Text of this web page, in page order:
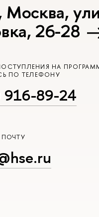
26-28
НА
ПО ТЕЛЕФОНУ
89-24